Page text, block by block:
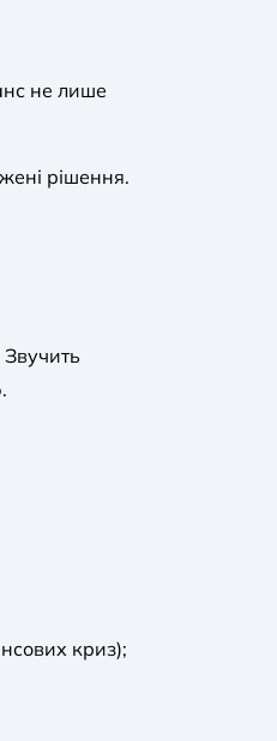
не лише
рішення.
криз);